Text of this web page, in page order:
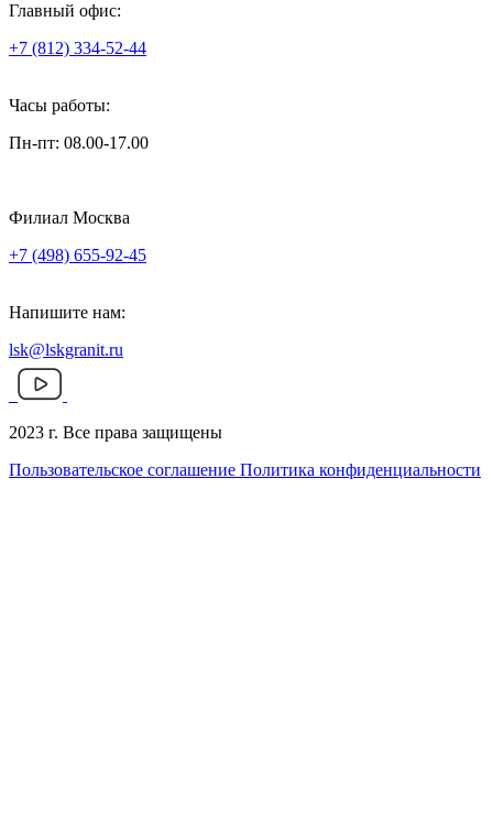
Главный офис:
+7 (812) 334-52-44
Часы работы:
Пн-пт: 08.00-17.00
Филиал Москва
+7 (498) 655-92-45
Напишите нам:
lsk@lskgranit.ru
2023 г. Все права защищены
Пользовательское соглашение Политика конфиденциальности